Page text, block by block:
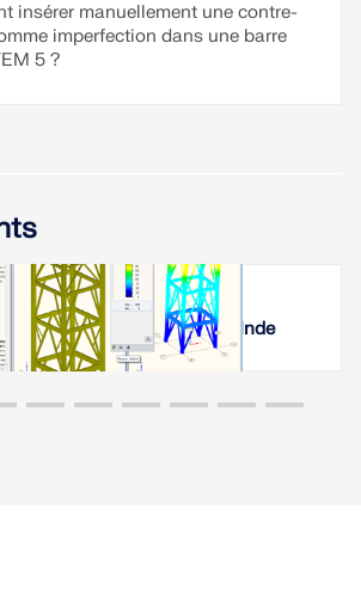
insérer manuellement une contre-
imperfection dans une barre
5 ?
soumise à des charges
d'une chaudière à Neyveli, Inde